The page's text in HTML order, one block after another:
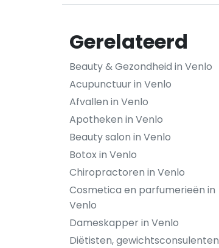
Gerelateerd
Beauty & Gezondheid in Venlo
Acupunctuur in Venlo
Afvallen in Venlo
Apotheken in Venlo
Beauty salon in Venlo
Botox in Venlo
Chiropractoren in Venlo
Cosmetica en parfumerieën in
Venlo
Dameskapper in Venlo
Diëtisten, gewichtsconsulenten